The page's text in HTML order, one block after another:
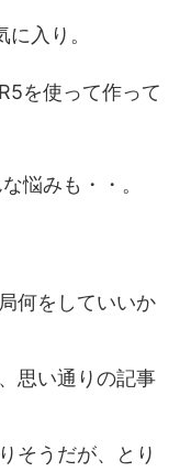
入り。
を使って作って
悩みも・・。
何をしていいか
思い通りの記事
そうだが、とり